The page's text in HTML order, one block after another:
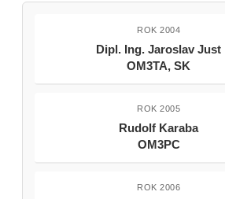
ROK 2004
Dipl. Ing. Jaroslav Just
OM3TA, SK
ROK 2005
Rudolf Karaba
OM3PC
ROK 2006